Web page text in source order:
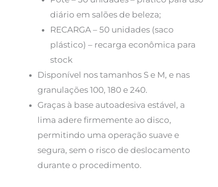
diário em salões de beleza;
RECARGA – 50 unidades (saco
plástico) – recarga econômica para
stock
Disponível nos tamanhos S e M, e nas
granulações 100, 180 e 240.
Graças à base autoadesiva estável, a
lima adere firmemente ao disco,
permitindo uma operação suave e
segura, sem o risco de deslocamento
durante o procedimento.